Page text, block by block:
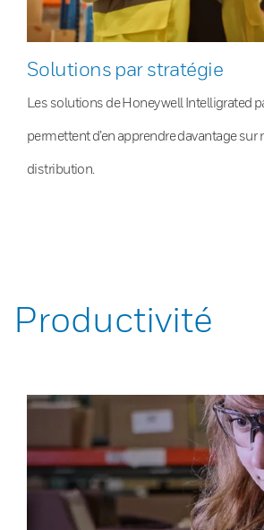
Solutions par stratégie
Les solutions de Honeywell Intelligrated
permettent d’en apprendre davantage sur
distribution.
Productivité